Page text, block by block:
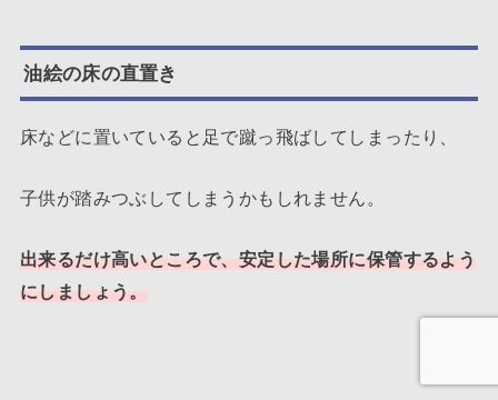
油絵の床の直置き
床などに置いていると足で蹴っ飛ばしてしまったり、
子供が踏みつぶしてしまうかもしれません。
出来るだけ高いところで、安定した場所に保管するよう
にしましょう。